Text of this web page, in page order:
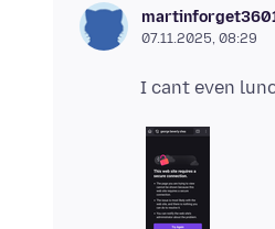
07.11.2025, 08:29